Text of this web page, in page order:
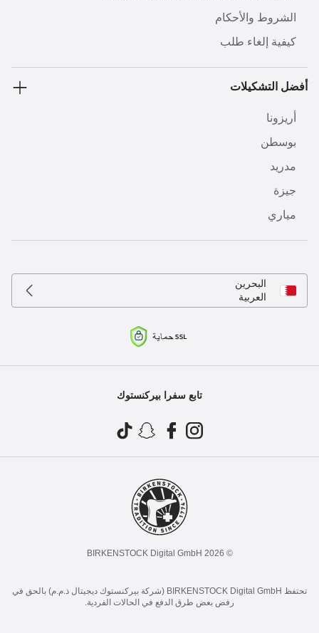
الشروط والأحكام
كيفية إلغاء طلب
أفضل التشكيلات
أريزونا
بوسطن
مدريد
جيزة
مياري
البحرين
العربية
تابع سفرا بيركنستوك
© 2026 BIRKENSTOCK Digital GmbH
تحتفظ BIRKENSTOCK Digital GmbH (شركة بيركنستوك ديجيتال ذ.م.م) بالحق في
رفض بعض طرق الدفع في الحالات الفردية.